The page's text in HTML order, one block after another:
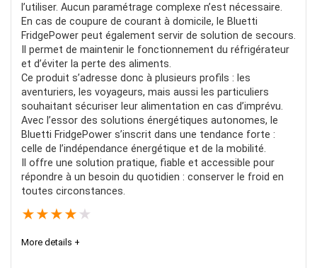
l’utiliser. Aucun paramétrage complexe n’est nécessaire.
En cas de coupure de courant à domicile, le Bluetti
FridgePower peut également servir de solution de secours.
Il permet de maintenir le fonctionnement du réfrigérateur
et d’éviter la perte des aliments.
Ce produit s’adresse donc à plusieurs profils : les
aventuriers, les voyageurs, mais aussi les particuliers
souhaitant sécuriser leur alimentation en cas d’imprévu.
Avec l’essor des solutions énergétiques autonomes, le
Bluetti FridgePower s’inscrit dans une tendance forte :
celle de l’indépendance énergétique et de la mobilité.
Il offre une solution pratique, fiable et accessible pour
répondre à un besoin du quotidien : conserver le froid en
toutes circonstances.
★★★★ ★
More details +